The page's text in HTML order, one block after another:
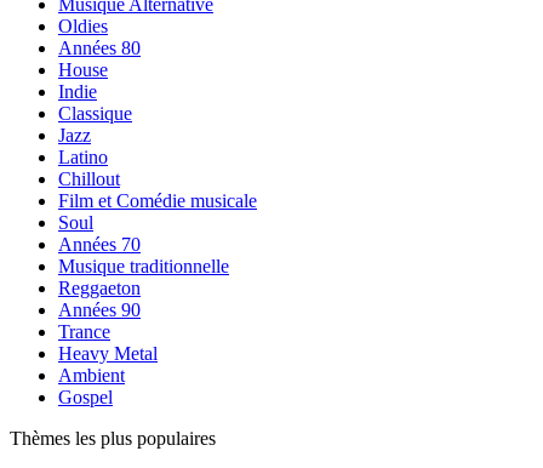
Musique Alternative
Oldies
Années 80
House
Indie
Classique
Jazz
Latino
Chillout
Film et Comédie musicale
Soul
Années 70
Musique traditionnelle
Reggaeton
Années 90
Trance
Heavy Metal
Ambient
Gospel
Thèmes les plus populaires